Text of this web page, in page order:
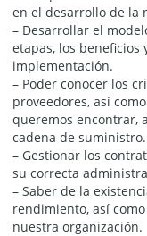
en el desarrollo de la
– Desarrollar el
etapas, los beneficios
implementación.
– Poder conocer los
proveedores, así
queremos encontrar,
cadena de suministro.
– Gestionar los
su correcta
– Saber de la
rendimiento, así
nuestra organización.